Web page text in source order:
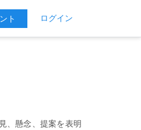
ト ログイン
、懸念、提案を表明